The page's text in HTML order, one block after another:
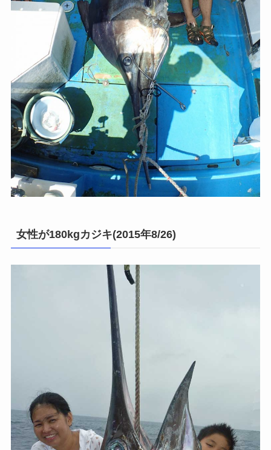
女性が180kgカジキ(2015年8/26)